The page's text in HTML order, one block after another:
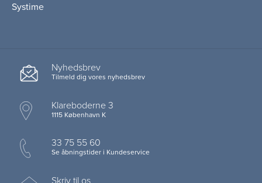
Systime
Nyhedsbrev
Tilmeld dig vores nyhedsbrev
Klareboderne 3
1115 København K
33 75 55 60
Se åbningstider i Kundeservice
Skriv til os